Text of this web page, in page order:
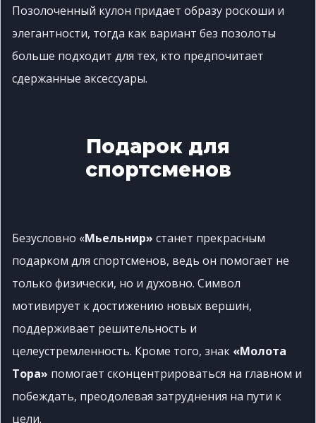
Позолоченный кулон придает образу роскоши и
элегантности, тогда как вариант без позолоты
больше подходит для тех, кто предпочитает
сдержанные аксессуары.
Подарок для
спортсменов
Безусловно «Мьельнир» станет прекрасным
подарком для спортсменов, ведь он помогает не
только физически, но и духовно. Символ
мотивирует к достижению новых вершин,
поддерживает решительность и
целеустремленность. Кроме того, знак «Молота
Тора» помогает сконцентрироваться на главном и
побеждать, преодолевая затруднения на пути к
цели.